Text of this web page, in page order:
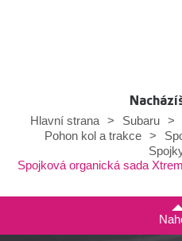
Hlavní strana
> Subaru >
Pohon kol a trakce >
Spojková organická sada